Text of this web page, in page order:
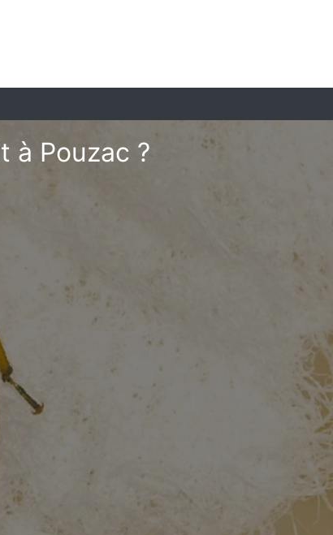
à Pouzac ?